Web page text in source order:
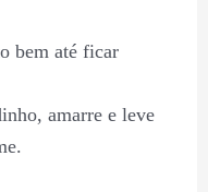
bem até ficar
amarre e leve